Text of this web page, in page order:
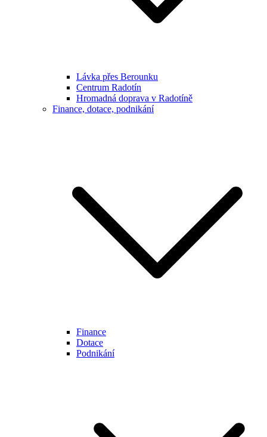
Lávka přes Berounku
Centrum Radotín
Hromadná doprava v Radotíně
Finance, dotace, podnikání
Finance
Dotace
Podnikání